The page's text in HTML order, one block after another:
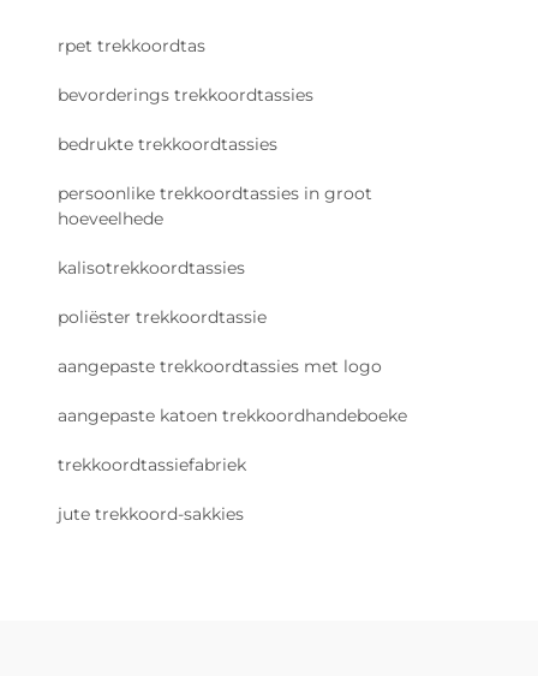
rpet trekkoordtas
bevorderings trekkoordtassies
bedrukte trekkoordtassies
persoonlike trekkoordtassies in groot
hoeveelhede
kalisotrekkoordtassies
poliëster trekkoordtassie
aangepaste trekkoordtassies met logo
aangepaste katoen trekkoordhandeboeke
trekkoordtassiefabriek
jute trekkoord-sakkies